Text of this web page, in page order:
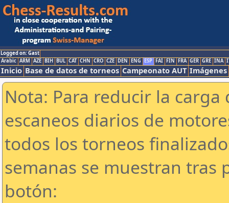
Logged on: Gast
Arabic ARM AZE BIH BUL CAT CHN CRO CZE DEN ENG ESP FAI FIN FRA GER GRE INA
Inicio Base de datos de torneos Campeonato AUT Imágenes
Nota: Para reducir la
escaneos diarios de
todos los torneos
semanas se muestran tras
botón: